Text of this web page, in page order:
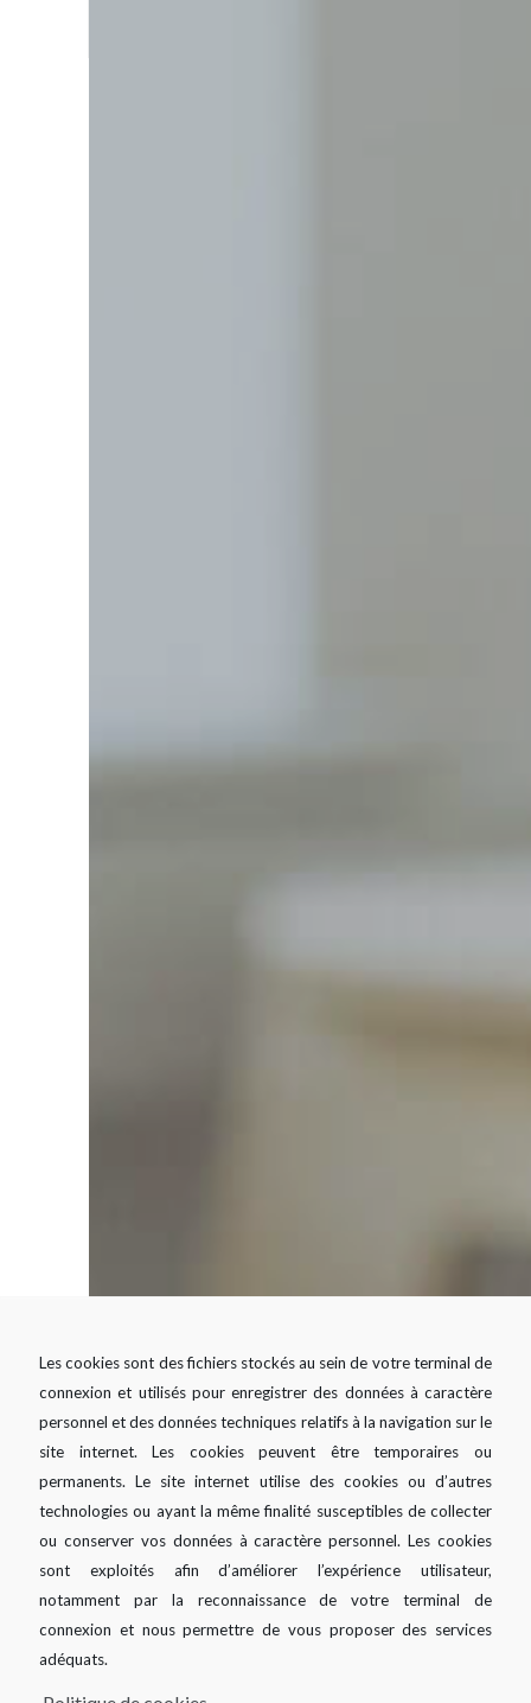
Vous êtes confronté à des
Les cookies sont des fichiers stockés au sein de votre terminal de
connexion et utilisés pour enregistrer des données à caractère
personnel et des données techniques relatifs à la navigation sur le
site internet. Les cookies peuvent être temporaires ou
permanents. Le site internet utilise des cookies ou d’autres
technologies ou ayant la même finalité susceptibles de collecter
ou conserver vos données à caractère personnel. Les cookies
sont exploités afin d’améliorer l’expérience utilisateur,
notamment par la reconnaissance de votre terminal de
connexion et nous permettre de vous proposer des services
adéquats.